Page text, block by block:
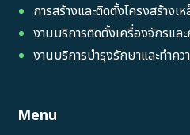
การสร้างและติดตั้งโครงสร้างเ
งานบริการติดตั้งเครื่องจักรแล
งานบริการบำรุงรักษาและทำคว
Menu